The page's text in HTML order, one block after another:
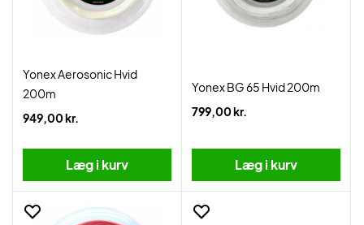
Yonex Aerosonic Hvid
200m
949,00 kr.
Læg i kurv
Yonex BG 65 Hvid 200m
799,00 kr.
Læg i kurv